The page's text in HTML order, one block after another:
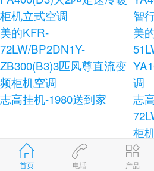
首页 电话 产品
柜机立式空调
智
美的KFR-
72LW/BP2DN1Y-
ZB300(B3)3匹风尊直流变
频柜机空调
美
调
志高挂机-1980送到家
志
柜
志高KFR-120LW/E41+N3
柜式空调
志
健